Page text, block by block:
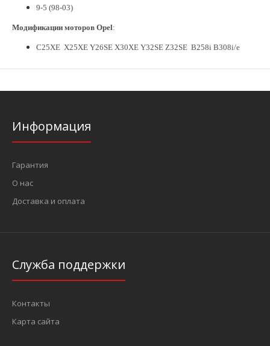
9-5 (98-03)
Модификации моторов Opel:
C25XE X25XE Y26SE X30XE Y32SE Z32SE B258i B308i/e
Информация
Гарантия
О нас
Доставка и оплата
Служба поддержки
Контакты
Карта сайта